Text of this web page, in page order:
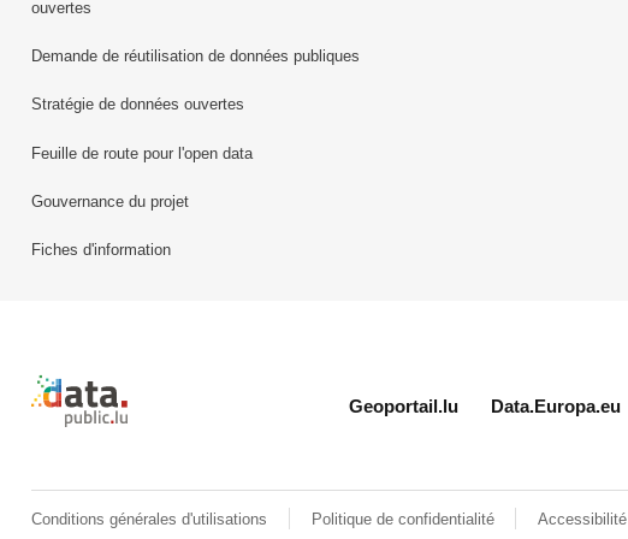
ouvertes
Demande de réutilisation de données publiques
Stratégie de données ouvertes
Feuille de route pour l'open data
Gouvernance du projet
Fiches d'information
Retour à l'accueil de data.public.lu
Geoportail.lu Data.Europa.eu
Conditions générales d'utilisations Politique de confidentialité Accessibilité